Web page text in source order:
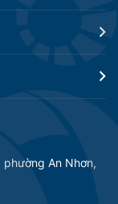
phường An Nhơn,